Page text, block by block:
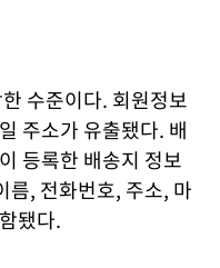
수준이다. 회원정보
주소가 유출됐다. 배
등록한 배송지 정보
름, 전화번호, 주소, 마
됐다.